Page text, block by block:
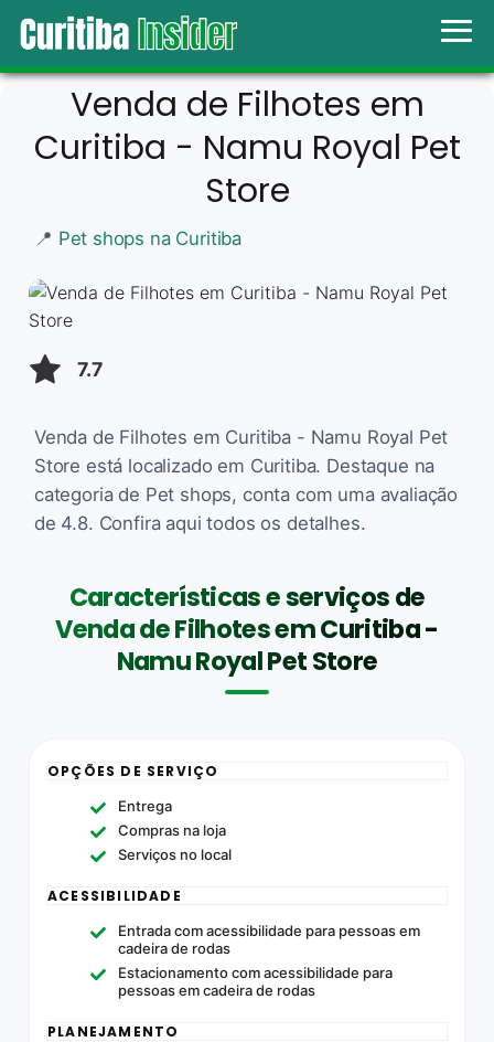
Venda de Filhotes em
Curitiba - Namu Royal Pet
Store
📍 Pet shops na Curitiba
7.7
Venda de Filhotes em Curitiba - Namu Royal Pet
Store está localizado em Curitiba. Destaque na
categoria de Pet shops, conta com uma avaliação
de 4.8. Confira aqui todos os detalhes.
Características e serviços de
Venda de Filhotes em Curitiba -
Namu Royal Pet Store
OPÇÕES DE SERVIÇO
Entrega
Compras na loja
Serviços no local
ACESSIBILIDADE
Entrada com acessibilidade para pessoas em
cadeira de rodas
Estacionamento com acessibilidade para
pessoas em cadeira de rodas
PLANEJAMENTO